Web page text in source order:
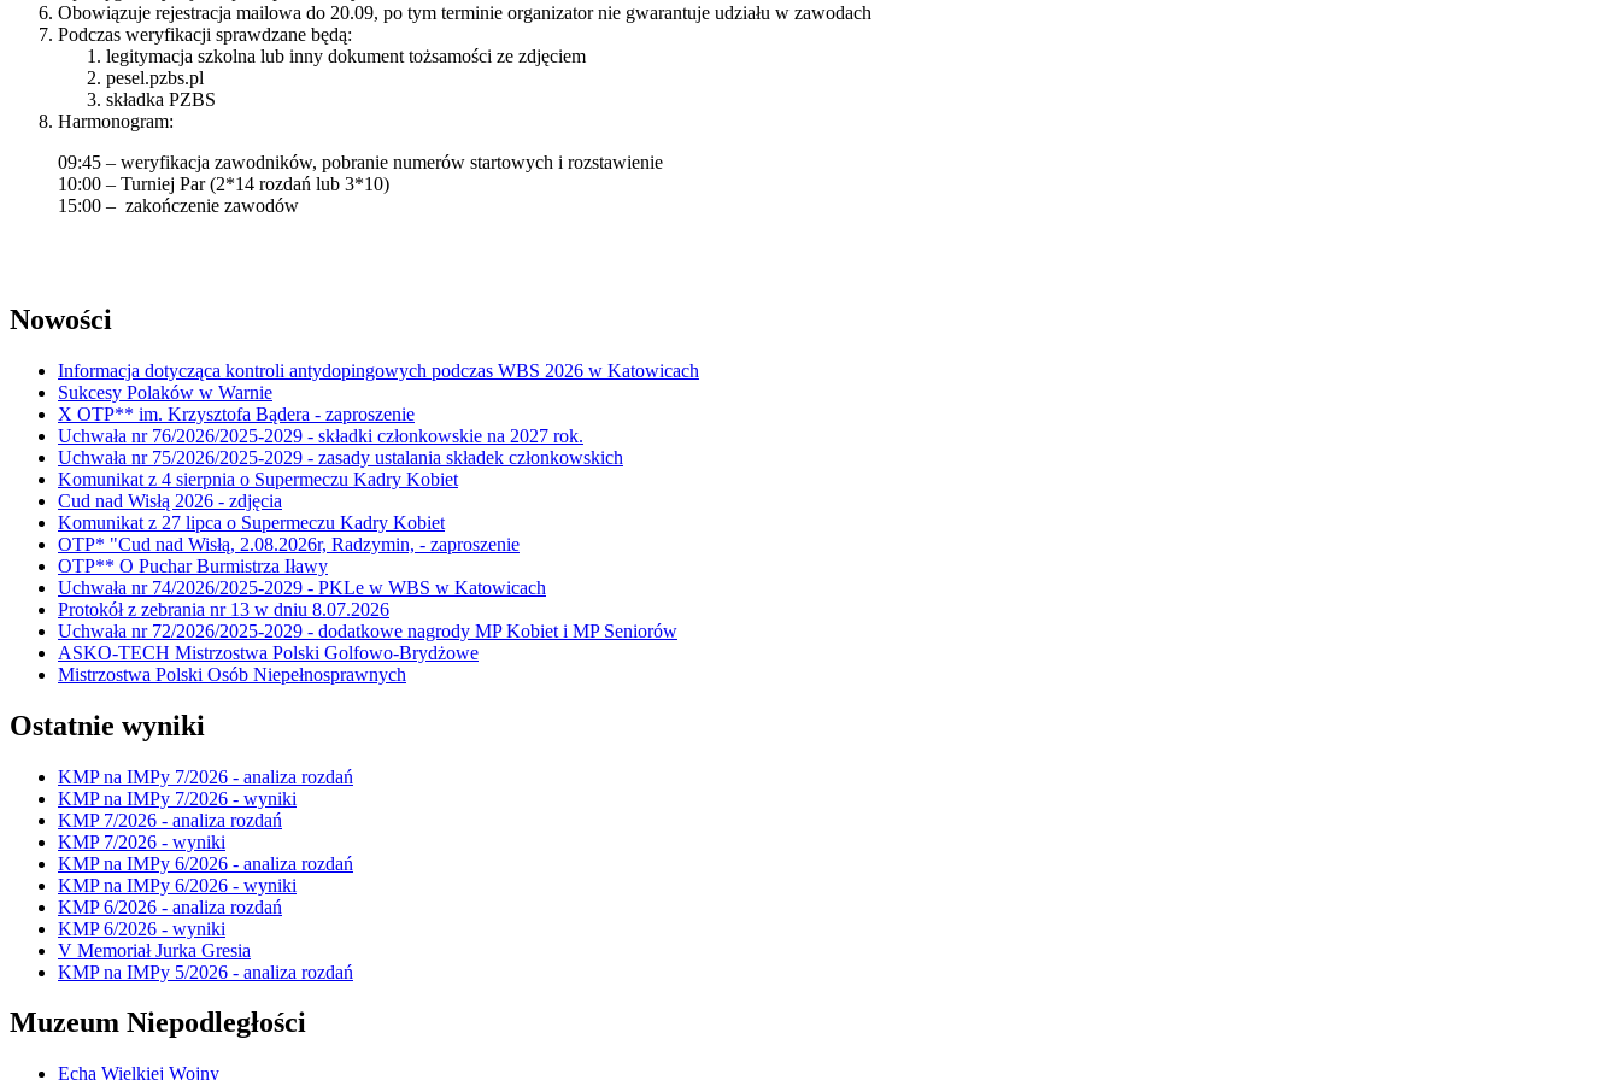
Obowiązuje rejestracja mailowa do 20.09, po tym terminie organizator nie gwarantuje udziału w zawodach
Podczas weryfikacji sprawdzane będą:
legitymacja szkolna lub inny dokument tożsamości ze zdjęciem
pesel.pzbs.pl
składka PZBS
Harmonogram:
09:45 – weryfikacja zawodników, pobranie numerów startowych i rozstawienie
10:00 – Turniej Par (2*14 rozdań lub 3*10)
15:00 – zakończenie zawodów
Nowości
Informacja dotycząca kontroli antydopingowych podczas WBS 2026 w Katowicach
Sukcesy Polaków w Warnie
X OTP** im. Krzysztofa Bądera - zaproszenie
Uchwała nr 76/2026/2025-2029 - składki członkowskie na 2027 rok.
Uchwała nr 75/2026/2025-2029 - zasady ustalania składek członkowskich
Komunikat z 4 sierpnia o Supermeczu Kadry Kobiet
Cud nad Wisłą 2026 - zdjęcia
Komunikat z 27 lipca o Supermeczu Kadry Kobiet
OTP* "Cud nad Wisłą, 2.08.2026r, Radzymin, - zaproszenie
OTP** O Puchar Burmistrza Iławy
Uchwała nr 74/2026/2025-2029 - PKLe w WBS w Katowicach
Protokół z zebrania nr 13 w dniu 8.07.2026
Uchwała nr 72/2026/2025-2029 - dodatkowe nagrody MP Kobiet i MP Seniorów
ASKO-TECH Mistrzostwa Polski Golfowo-Brydżowe
Mistrzostwa Polski Osób Niepełnosprawnych
Ostatnie wyniki
KMP na IMPy 7/2026 - analiza rozdań
KMP na IMPy 7/2026 - wyniki
KMP 7/2026 - analiza rozdań
KMP 7/2026 - wyniki
KMP na IMPy 6/2026 - analiza rozdań
KMP na IMPy 6/2026 - wyniki
KMP 6/2026 - analiza rozdań
KMP 6/2026 - wyniki
V Memoriał Jurka Gresia
KMP na IMPy 5/2026 - analiza rozdań
Muzeum Niepodległości
Echa Wielkiej Wojny